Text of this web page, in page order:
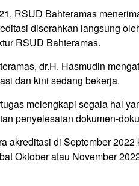
RSUD Bahteramas
diserahkan langsung
RSUD Bahteramas.
dr.H. Hasmudin
dan kini sedang bekerja.
melengkapi segala hal
penyelesaian dokumen-
akreditasi di September
Oktober atau November